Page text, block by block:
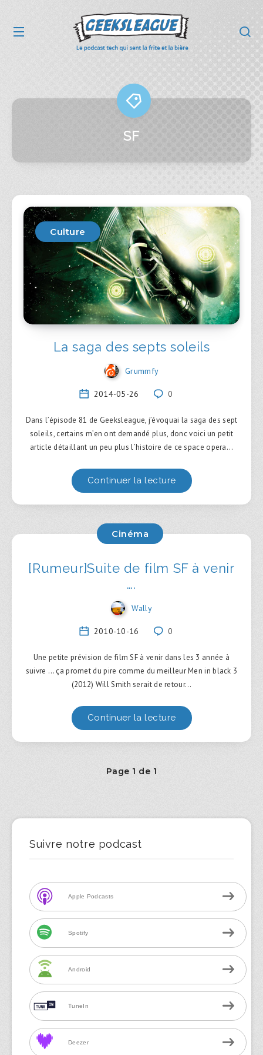
SF
Culture
La saga des septs soleils
Grummfy
2014-05-26 0
Dans l’épisode 81 de Geeksleague, j’évoquai la saga des sept
soleils, certains m’en ont demandé plus, donc voici un petit
article détaillant un peu plus l’histoire de ce space opera…
Continuer la lecture
Cinéma
[Rumeur]Suite de film SF à venir
….
Wally
2010-10-16 0
Une petite prévision de film SF à venir dans les 3 année à
suivre … ça promet du pire comme du meilleur Men in black 3
(2012) Will Smith serait de retour…
Continuer la lecture
Page 1 de 1
Suivre notre podcast
Apple Podcasts
Spotify
Android
TuneIn
Deezer